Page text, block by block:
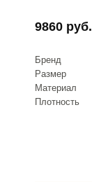
9860 руб.
Бренд
Размер
Материал
Плотность